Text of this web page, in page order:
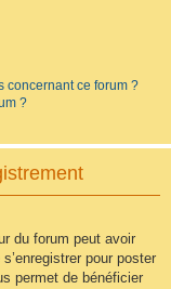
concernant ce forum ?
?
du forum peut avoir
pour poster
permet de bénéficier